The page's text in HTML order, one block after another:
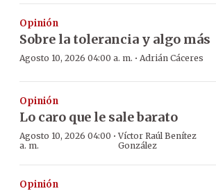
Opinión
Sobre la tolerancia y algo más
Agosto 10, 2026 04:00 a. m. · Adrián Cáceres
Opinión
Lo caro que le sale barato
Agosto 10, 2026 04:00
a. m.
·Víctor Raúl Benítez
González
Opinión